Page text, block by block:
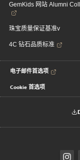
GemKids 网站 Alumni
珠宝质量保证基准v
4C 钻石品质标准
电子邮件首选项
Cookie 首选项